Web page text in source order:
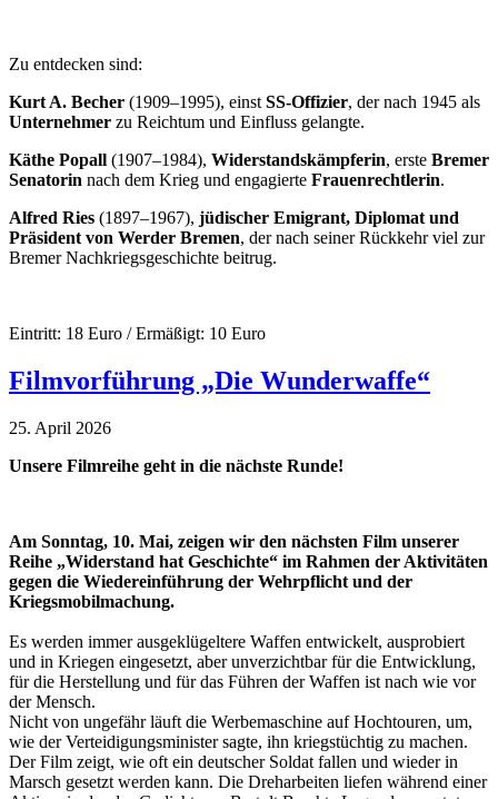
Zu entdecken sind:
Kurt A. Becher (1909–1995), einst SS-Offizier, der nach 1945 als
Unternehmer zu Reichtum und Einfluss gelangte.
Käthe Popall (1907–1984), Widerstandskämpferin, erste Bremer
Senatorin nach dem Krieg und engagierte Frauenrechtlerin.
Alfred Ries (1897–1967), jüdischer Emigrant, Diplomat und
Präsident von Werder Bremen, der nach seiner Rückkehr viel zur
Bremer Nachkriegsgeschichte beitrug.
Eintritt: 18 Euro / Ermäßigt: 10 Euro
Filmvorführung „Die Wunderwaffe“
25. April 2026
Unsere Filmreihe geht in die nächste Runde!
Am Sonntag, 10. Mai, zeigen wir den nächsten Film unserer
Reihe „Widerstand hat Geschichte“ im Rahmen der Aktivitäten
gegen die Wiedereinführung der Wehrpflicht und der
Kriegsmobilmachung.
Es werden immer ausgeklügeltere Waffen entwickelt, ausprobiert
und in Kriegen eingesetzt, aber unverzichtbar für die Entwicklung,
für die Herstellung und für das Führen der Waffen ist nach wie vor
der Mensch.
Nicht von ungefähr läuft die Werbemaschine auf Hochtouren, um,
wie der Verteidigungsminister sagte, ihn kriegstüchtig zu machen.
Der Film zeigt, wie oft ein deutscher Soldat fallen und wieder in
Marsch gesetzt werden kann. Die Dreharbeiten liefen während einer